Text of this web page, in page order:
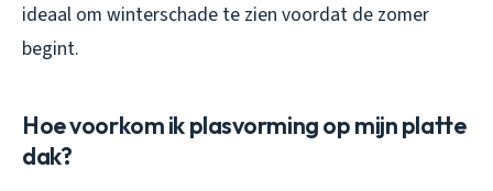
ideaal om winterschade te zien voordat de zomer
begint.
Hoe voorkom ik plasvorming op mijn platte
dak?